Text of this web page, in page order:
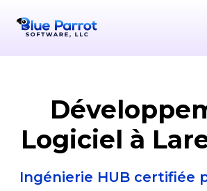
Logiciel à
Ingénierie HUB certifiée